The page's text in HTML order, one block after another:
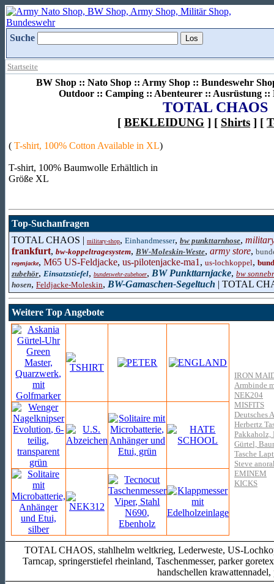
Suche
Startseite
BW Shop :: Nato Shop :: Army Shop :: Bundeswehr
Outdoor :: Camping :: Abenteurer :: Ausrüstung ::
TOTAL CHAOS
[ BEKLEIDUNG ] [ Shirts ] [
( T-shirt, 100% Cotton Available in XL)
T-shirt, 100% Baumwolle Erhältlich in
Größe XL
Top-Suchanfragen
TOTAL CHAOS | military-shop, Einhandmesser, bw punkttarnhose,
frankfurt, bw-koppeltragesystem, BW-Moleskin-Weste, army store,
regenjacke, M65 US-Feldjacke, us-pilotenjacke-ma1 , us-lochkoppel,
zubehör, Einsatzstiefel, bundeswehr-zubehoer, BW Punkttarnjacke, bw
hosen, Feldjacke-Moleskin, BW-Gamaschen-Segeltuch | TOTAL
Weitere Top Angebote
IRON
Armbinde
NEK204
MISFITS
Deutsches
Herbertz
Pakkaholz,
Gürtel,
Tasche
Steve
EMINEM
KICKS
TOTAL CHAOS, stahlhelm weltkrieg, Lederweste, US-
Tarncap, springerstiefel rheinland, Taschenmesser, parker
handschellen